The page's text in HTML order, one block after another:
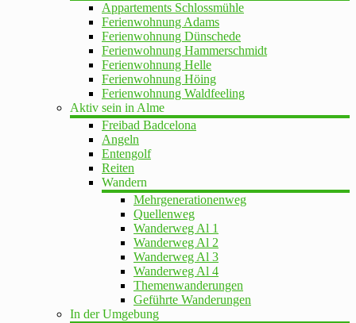
Appartements Schlossmühle
Ferienwohnung Adams
Ferienwohnung Dünschede
Ferienwohnung Hammerschmidt
Ferienwohnung Helle
Ferienwohnung Höing
Ferienwohnung Waldfeeling
Aktiv sein in Alme
Freibad Badcelona
Angeln
Entengolf
Reiten
Wandern
Mehrgenerationenweg
Quellenweg
Wanderweg Al 1
Wanderweg Al 2
Wanderweg Al 3
Wanderweg Al 4
Themenwanderungen
Geführte Wanderungen
In der Umgebung